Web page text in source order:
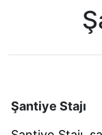
Şantiye Stajı